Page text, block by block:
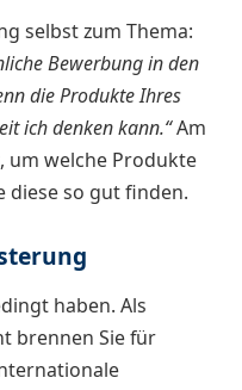
selbst zum Thema:
Bewerbung in den
die Produkte Ihres
ich denken kann.“Am
um welche Produkte
diese so gut finden.
haben. Als
brennen Sie für